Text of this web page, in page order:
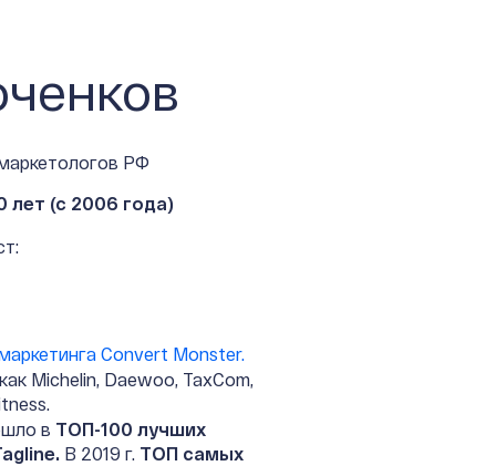
РФ
лет (с 2006 года)
Convert Monster.
Michelin, Daewoo, TaxCom,
в ТОП-100 лучших
В 2019 г. ТОП самых